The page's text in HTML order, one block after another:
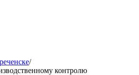
/
контролю